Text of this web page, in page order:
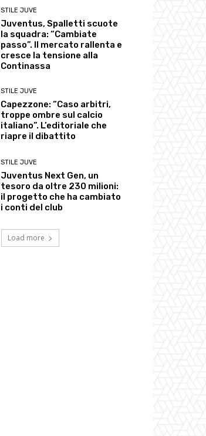
STILE JUVE
Juventus, Spalletti scuote
la squadra: “Cambiate
passo”. Il mercato rallenta e
cresce la tensione alla
Continassa
STILE JUVE
Capezzone: “Caso arbitri,
troppe ombre sul calcio
italiano”. L’editoriale che
riapre il dibattito
STILE JUVE
Juventus Next Gen, un
tesoro da oltre 230 milioni:
il progetto che ha cambiato
i conti del club
Load more